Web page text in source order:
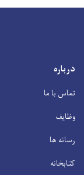
درباره
تماس با ما
وظایف
رسانه ها
کتابخانه